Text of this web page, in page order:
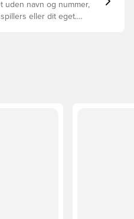
uden navn og nummer,
eller dit eget.